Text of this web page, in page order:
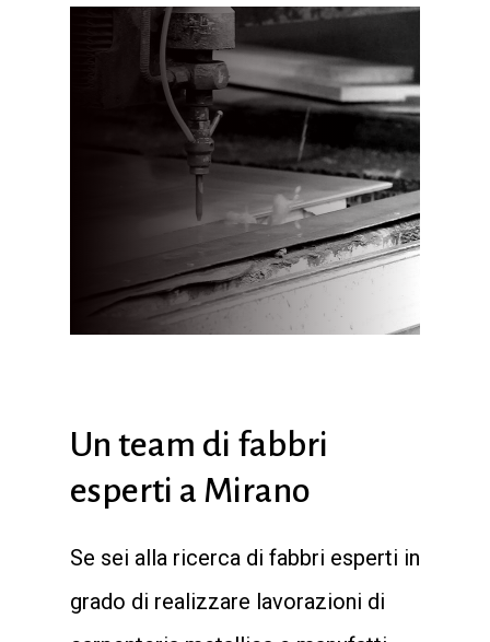
Un team di fabbri
esperti a Mirano
Se sei alla ricerca di fabbri esperti in
grado di realizzare lavorazioni di